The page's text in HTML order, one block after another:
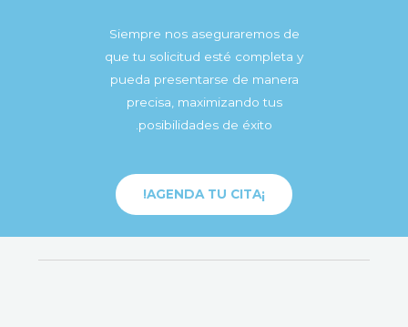
Siempre nos aseguraremos de
que tu solicitud esté completa y
pueda presentarse de manera
precisa, maximizando tus
posibilidades de éxito.
¡AGENDA TU CITA!